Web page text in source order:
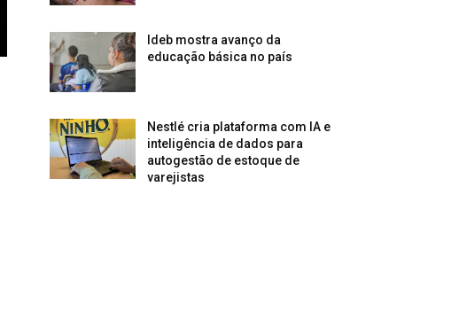
Ideb mostra avanço da
educação básica no país
Nestlé cria plataforma com IA e
inteligência de dados para
autogestão de estoque de
varejistas